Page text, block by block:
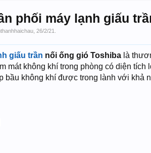
phối máy lạnh giấu
26/2/21
giấu trần nối ống gió Toshiba là
mát không khí trong phòng có diện tích
bầu không khí được trong lành với khả